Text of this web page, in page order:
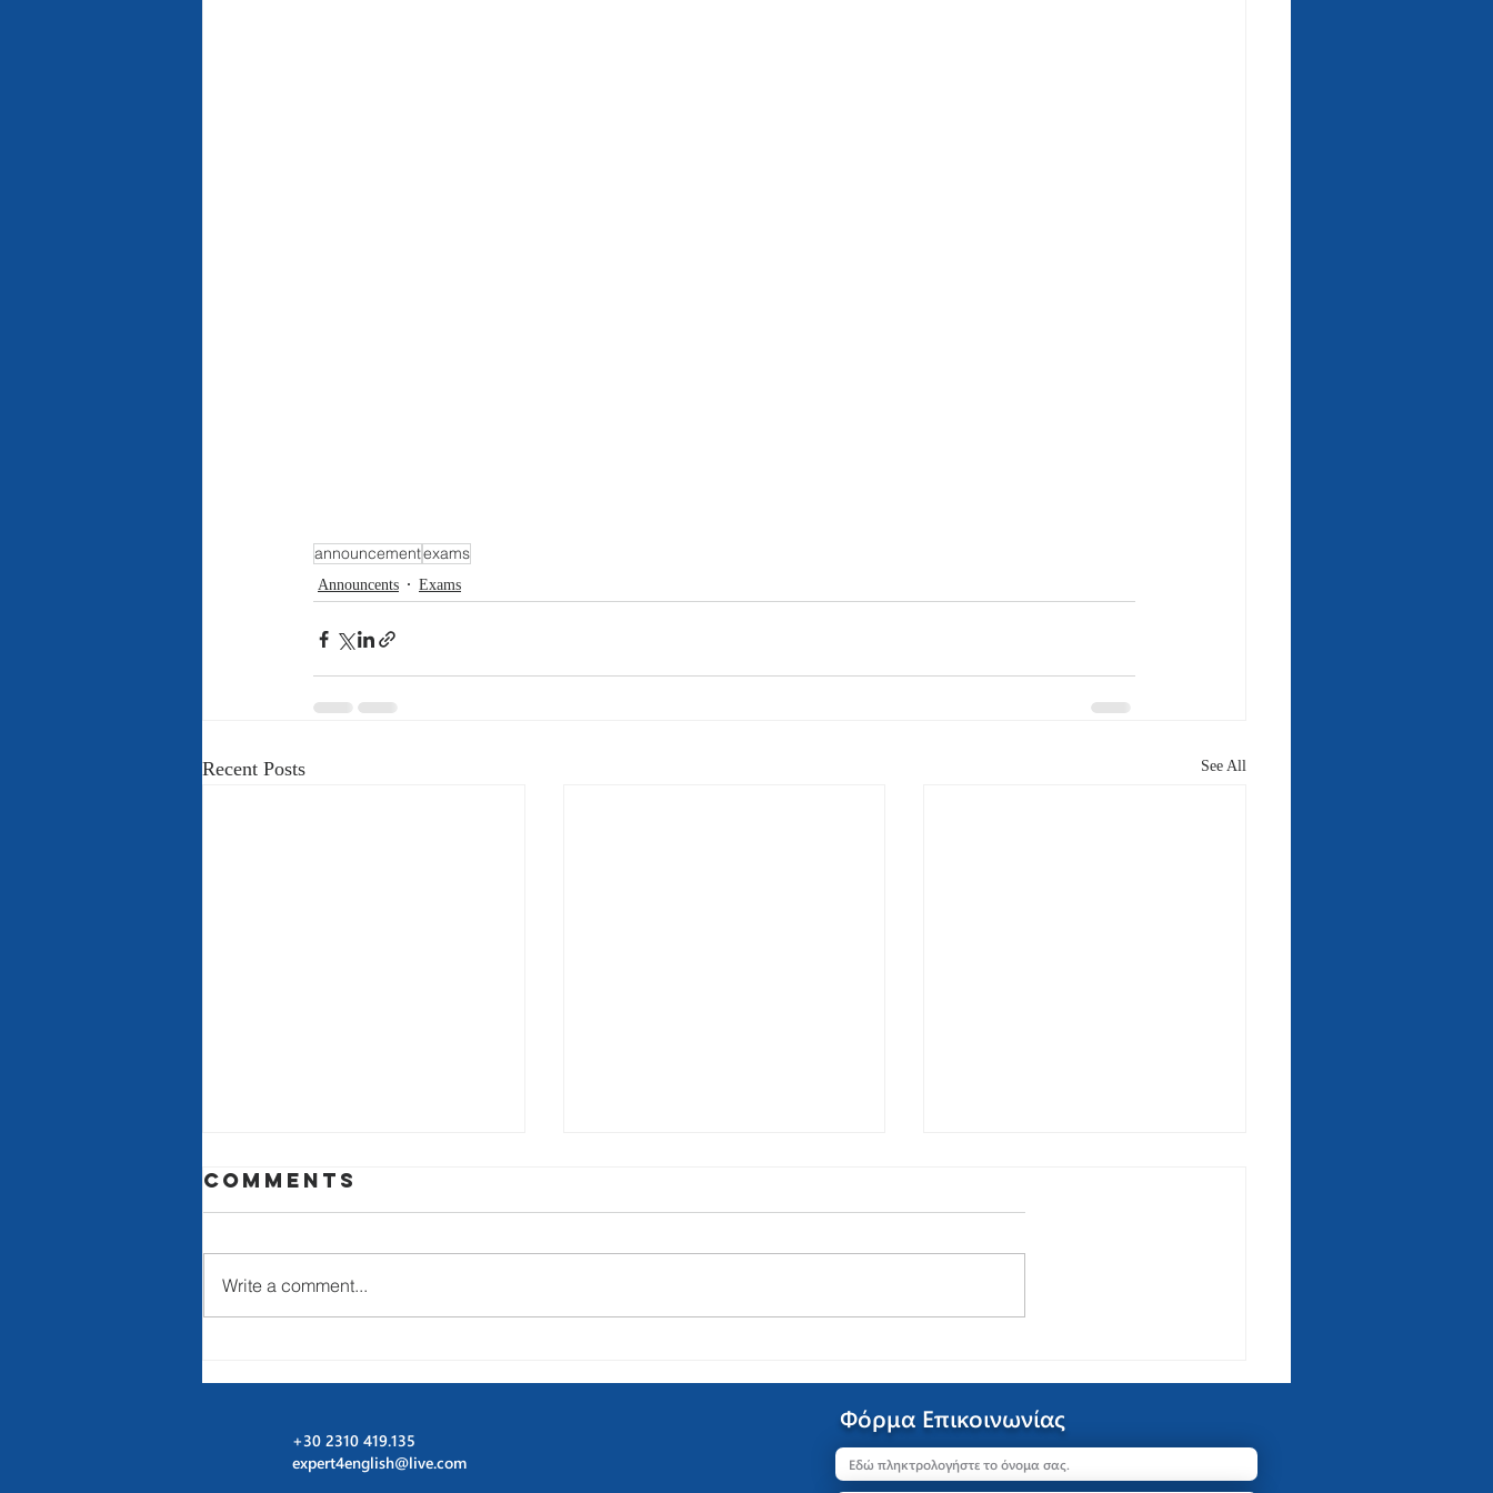
announcementexams
Announcents Exams
Recent Posts See All
Αποτελεσματικά για τις
απαντητικό φύλλο με
αγγλικών στις διακοπές
Comments
Write a comment...
+30 2310 419.135
expert4english@live.com
Φόρμα Επικοινωνίας